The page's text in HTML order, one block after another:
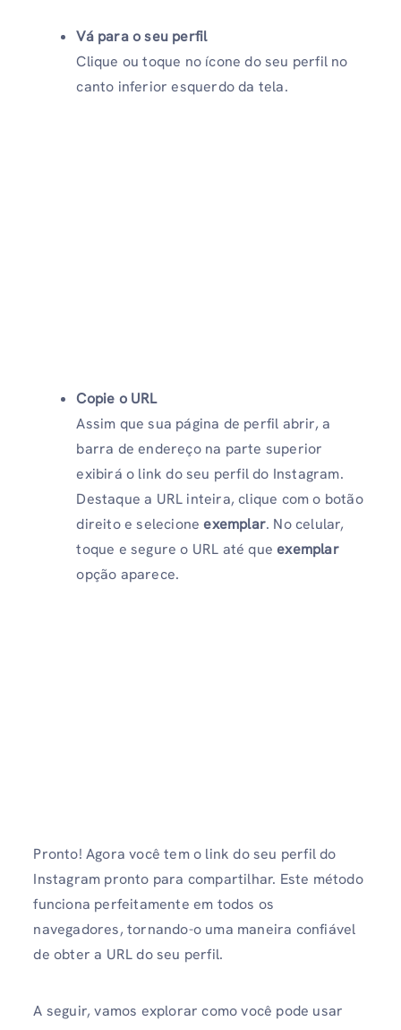
Vá para o seu perfil
Clique ou toque no ícone do seu perfil no
canto inferior esquerdo da tela.
Copie o URL
Assim que sua página de perfil abrir, a
barra de endereço na parte superior
exibirá o link do seu perfil do Instagram.
Destaque a URL inteira, clique com o botão
direito e selecioneexemplar. No celular,
toque e segure o URL até queexemplar
opção aparece.
Pronto! Agora você tem o link do seu perfil do
Instagram pronto para compartilhar. Este método
funciona perfeitamente em todos os
navegadores, tornando-o uma maneira confiável
de obter a URL do seu perfil.
A seguir, vamos explorar como você pode usar